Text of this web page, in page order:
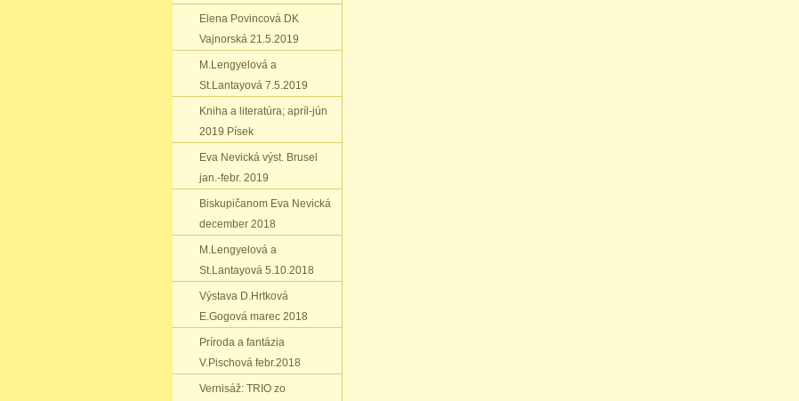
Elena Povincová DK
Vajnorská 21.5.2019
M.Lengyelová a
St.Lantayová 7.5.2019
Kniha a literatúra; apríl-jún
2019 Písek
Eva Nevická výst. Brusel
jan.-febr. 2019
Biskupičanom Eva Nevická
december 2018
M.Lengyelová a
St.Lantayová 5.10.2018
Výstava D.Hrtková
E.Gogová marec 2018
Príroda a fantázia
V.Pischová febr.2018
Vernisáž: TRIO zo